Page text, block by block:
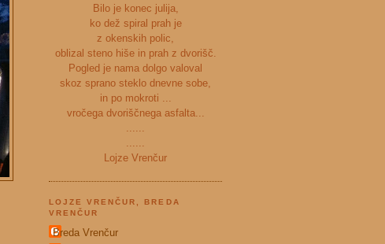
Bilo je konec julija,
ko dež spiral prah je
z okenskih polic,
oblizal steno hiše in prah z dvorišč.
Pogled je nama dolgo valoval
skoz sprano steklo dnevne sobe,
in po mokroti ...
vročega dvoriščnega asfalta...
......
......
Lojze Vrenčur
LOJZE VRENČUR, BREDA
VRENČUR
Breda Vrenčur